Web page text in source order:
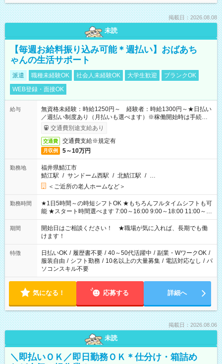
掲載日：2026.08.08
未読
【毎週お給料振り込み可能＊週払い】おばあち
ゃんの生活サポート
派遣 職種未経験OK 社会人未経験OK 大学生歓迎
ブランクOK
WEB登録・面接OK
給与
無資格未経験：時給1250円～ 経験者：時給1300円～★日払い
／週払い制度あり（月払いも選べます）※稼働開始時は手続き完
了次第のお支払いとなります。
交通費別途支給あり
交通費 交通費支給※規定有
月収例 5～10万円
勤務地
福井県鯖江市
鯖江駅 / サンドーム西駅 / 北鯖江駅 / …
＜ご近所の老人ホームなど＞
勤務時間
★1日5時間～の時短シフトOK ★もちろんフルタイムシフトも可
能 ★スタート時間選べます 7:00～16:00 9:00～18:00 11:00～
20:00 など 残業なし！ ※Wワークの場合、他のお仕事と合わせ
週40時間超の就業はご案内できません ※法令に基づき、週20時
間以上勤務は社会保険への加入対象となります ※労働者派遣法
（日雇い派遣の原則禁止）により、短時間・短期間の就業はご
案内が難しい場合があります
期間
開始日はご相談ください！ ★職場が気に入れば、長期でも働
けます！
特徴 日払いOK / 履歴書不要 / 40～50代活躍中 / 副業・WワークOK /
服装自由 / シフト勤務 / 10名以上の大量募集 / 電話対応なし / パ
ソコンスキル不要
気になる！ 応募する 詳細へ
掲載日：2026.08.06
未読
＼即払いＯＫ／即日勤務ＯＫ＊仕分け・箱詰め